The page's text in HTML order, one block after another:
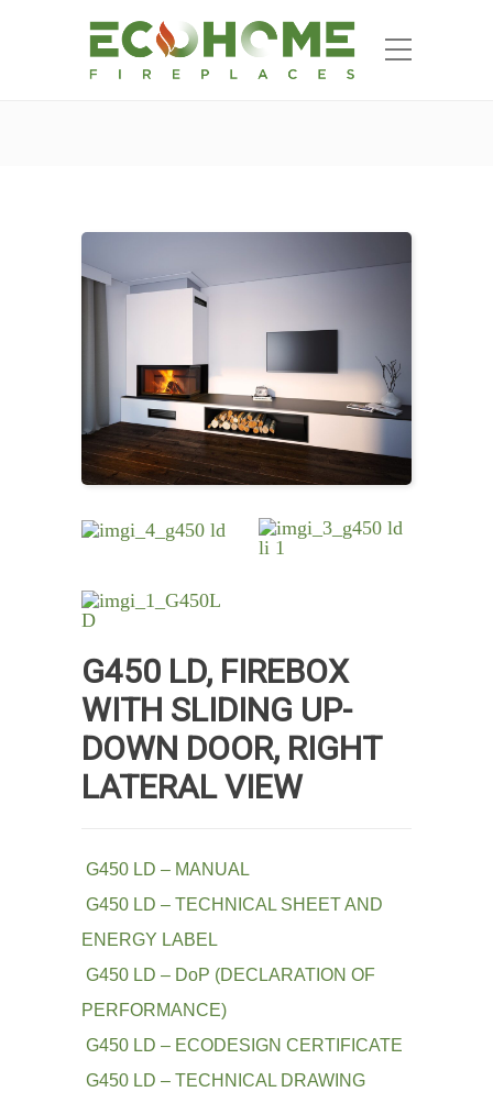
G450 LD, FIREBOX
WITH SLIDING UP-
DOWN DOOR, RIGHT
LATERAL VIEW
G450 LD – MANUAL
G450 LD – TECHNICAL SHEET AND
ENERGY LABEL
G450 LD – DoP (DECLARATION OF
PERFORMANCE)
G450 LD – ECODESIGN CERTIFICATE
G450 LD – TECHNICAL DRAWING